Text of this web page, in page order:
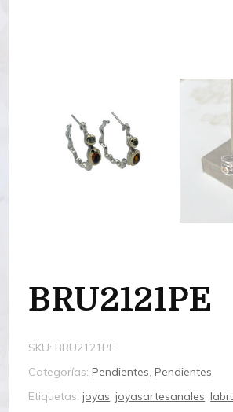
BRU2121PE
SKU: BRU2121PE
Categorías:Pendientes,Pendientes
Etiquetas:joyas,joyasartesanales,